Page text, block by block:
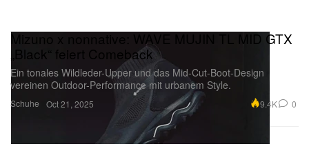
Schuhe
Mizuno x nonnative: WAVE MUJIN TL MID GTX
„Black“ feiert Comeback
Ein tonales Wildleder-Upper und das Mid-Cut-Boot-Design
vereinen Outdoor-Performance mit urbanem Style.
Oct 21, 2025 9.4K 0